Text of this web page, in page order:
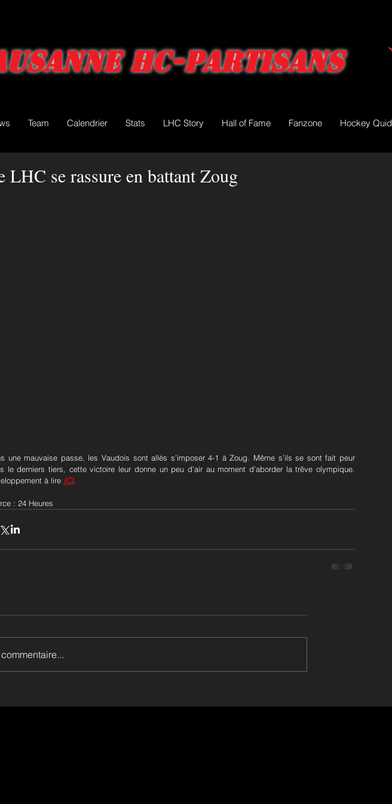
HC-Partisans
Team Calendrier Stats LHC Story Hall of Fame Fanzone Hockey Quid
LHC se rassure en battant Zoug
une mauvaise passe, les Vaudois sont allés s’imposer 4-1 à Zoug. Même s’ils se sont fait peur
le derniers tiers, cette victoire leur donne un peu d’air au moment d’aborder la trêve olympique.
à lire ICI.
: 24 Heures